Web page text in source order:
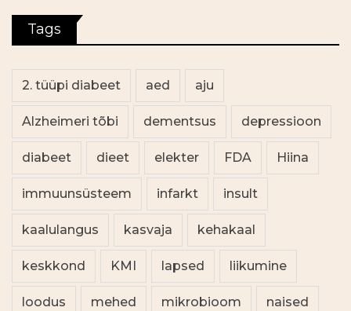
Tags
2. tüüpi diabeet aed aju
Alzheimeri tõbi dementsus depressioon
diabeet dieet elekter FDA Hiina
immuunsüsteem infarkt insult
kaalulangus kasvaja kehakaal
keskkond KMI lapsed liikumine
loodus mehed mikrobioom naised